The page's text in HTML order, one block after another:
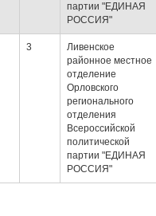
партии "ЕДИНАЯ
РОССИЯ"
3
Ливенское
районное местное
отделение
Орловского
регионального
отделения
Всероссийской
политической
партии "ЕДИНАЯ
РОССИЯ"